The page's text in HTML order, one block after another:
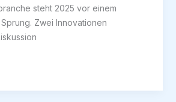
steht 2025 vor einem
Zwei Innovationen